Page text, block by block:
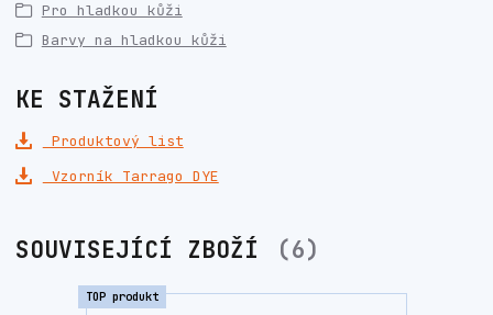
Pro hladkou kůži
Barvy na hladkou kůži
KE STAŽENÍ
Produktový list
Vzorník Tarrago DYE
SOUVISEJÍCÍ ZBOŽÍ 6
TOP produkt